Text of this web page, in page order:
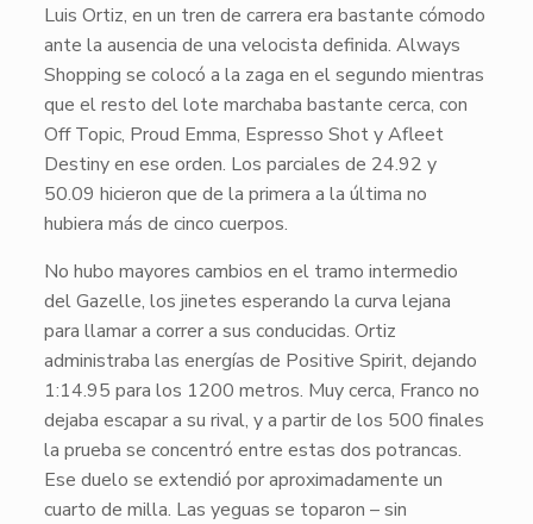
Luis Ortiz, en un tren de carrera era bastante cómodo
ante la ausencia de una velocista definida. Always
Shopping se colocó a la zaga en el segundo mientras
que el resto del lote marchaba bastante cerca, con
Off Topic, Proud Emma, Espresso ShotyAfleet
Destinyen ese orden. Los parciales de 24.92 y
50.09 hicieron que de la primera a la última no
hubiera más de cinco cuerpos.
No hubo mayores cambios en el tramo intermedio
del Gazelle, los jinetes esperando la curva lejana
para llamar a correr a sus conducidas. Ortiz
administraba las energías de Positive Spirit, dejando
1:14.95 para los 1200 metros. Muy cerca, Franco no
dejaba escapar a su rival, y a partir de los 500 finales
la prueba se concentró entre estas dos potrancas.
Ese duelo se extendió por aproximadamente un
cuarto de milla. Las yeguas se toparon – sin